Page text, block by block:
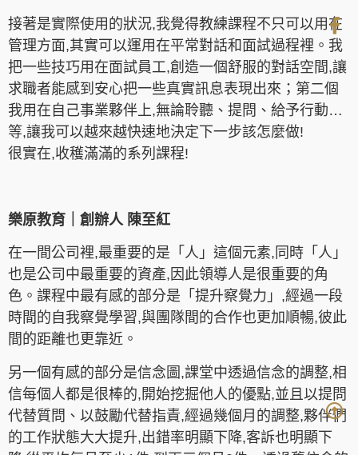
接著是實際使用的狀況,我覺得教練課程不只可以用在
管理方面,其實可以運用在平常對話和面試過程裡。我
把一些技巧用在面試員工,創造一個舒服的對話空間,讓
求職者能感到安心把一些真實訊息表現出來；第二個
我用在自己事業夥伴上,無論聆聽、提問、給予行動…
等,讓我可以越來越快速地決定下一步該怎麼做!
很實在,收穫滿滿的系列課程!
樂原教育｜創辦人 陳至紅
在一間公司裡,最重要的是「人」這個元素,同時「人」
也是公司中最重要的資產,因此領導人是很重要的角
色。課程中最有感的部分是「提升察覺力」,經過一段
時間的自我察覺學習,與團隊間的合作也更加順暢,彼此
間的距離也更靠近。
另一個有感的部分是信念圖,課堂中透過信念的調整,相
信每個人都是很棒的,開始挖掘他人的優點,並且以提問
代替質問、以鼓勵代替指責,經過幾個月的調整,夥伴們
的工作狀態大大提升,出錯率明顯下降,客訴也明顯下